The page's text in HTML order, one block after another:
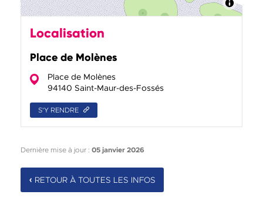
Localisation
Place de Molènes
Place de Molènes
94140 Saint-Maur-des-Fossés
S'Y RENDRE
Dernière mise à jour : 05 janvier 2026
RETOUR À TOUTES LES INFOS